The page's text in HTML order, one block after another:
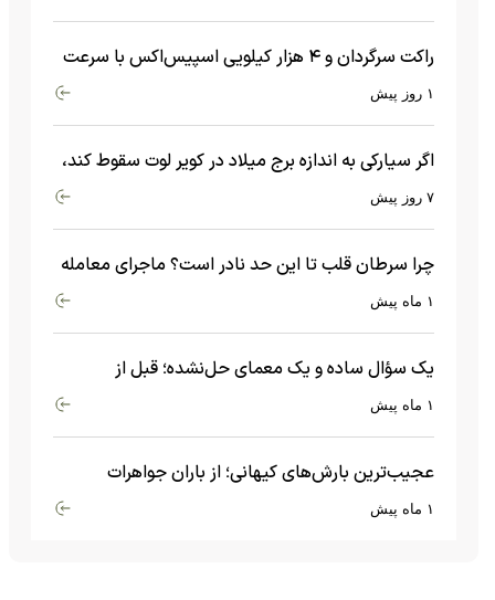
راکت سرگردان و ۴ هزار کیلویی اسپیس‌اکس با سرعت
هشت هزار و ۶۹۰ کیلومتر در ساعت به ماه برخورد کرد۱ روز پیش
اگر سیارکی به اندازه برج میلاد در کویر لوت سقوط کند،
چه اتفاقی می‌افتد؟
۷ روز پیش
چرا سرطان قلب تا این حد نادر است؟ ماجرای معامله
عجیبی که در بدن اتفاق می‌افتد!۱ ماه پیش
یک سؤال ساده و یک معمای حل‌نشده؛ قبل از
بیگ‌بنگ و آغاز جهان چه چیزی وجود داشت؟۱ ماه پیش
عجیب‌ترین بارش‌های کیهانی؛ از باران جواهرات
گران‌قیمت تا بارش آهن و شیشه۱ ماه پیش